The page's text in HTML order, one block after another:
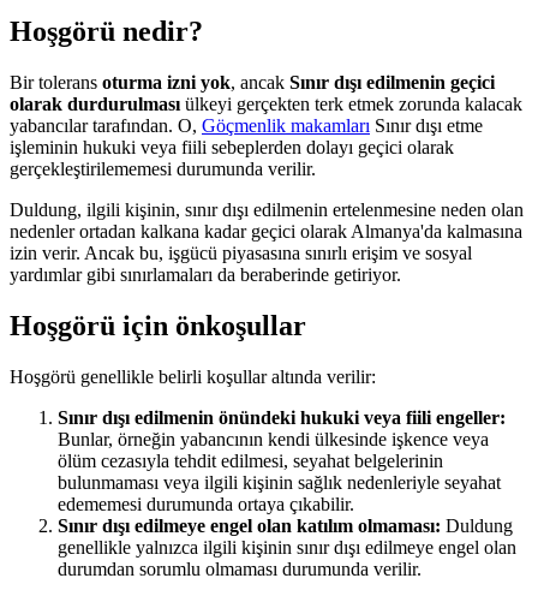
Hoşgörü nedir?
Bir tolerans oturma izni yok, ancak Sınır dışı edilmenin geçici
olarak durdurulması ülkeyi gerçekten terk etmek zorunda kalacak
yabancılar tarafından. O, Göçmenlik makamları Sınır dışı etme
işleminin hukuki veya fiili sebeplerden dolayı geçici olarak
gerçekleştirilememesi durumunda verilir.
Duldung, ilgili kişinin, sınır dışı edilmenin ertelenmesine neden olan
nedenler ortadan kalkana kadar geçici olarak Almanya'da kalmasına
izin verir. Ancak bu, işgücü piyasasına sınırlı erişim ve sosyal
yardımlar gibi sınırlamaları da beraberinde getiriyor.
Hoşgörü için önkoşullar
Hoşgörü genellikle belirli koşullar altında verilir:
Sınır dışı edilmenin önündeki hukuki veya fiili engeller:
Bunlar, örneğin yabancının kendi ülkesinde işkence veya
ölüm cezasıyla tehdit edilmesi, seyahat belgelerinin
bulunmaması veya ilgili kişinin sağlık nedenleriyle seyahat
edememesi durumunda ortaya çıkabilir.
Sınır dışı edilmeye engel olan katılım olmaması: Duldung
genellikle yalnızca ilgili kişinin sınır dışı edilmeye engel olan
durumdan sorumlu olmaması durumunda verilir.